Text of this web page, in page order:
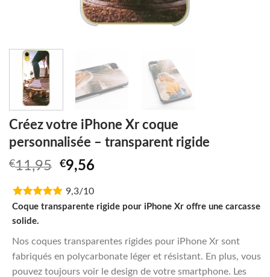
Créez votre iPhone Xr coque
personnalisée – transparent rigide
€11,95 Original
was:
€11,95.
€9,56
€9,56.
9,3/10
Coque transparente rigide pour iPhone Xr offre une carcasse
solide.
Nos coques transparentes rigides pour iPhone Xr sont
fabriqués en polycarbonate léger et résistant. En plus, vous
pouvez toujours voir le design de votre smartphone. Les